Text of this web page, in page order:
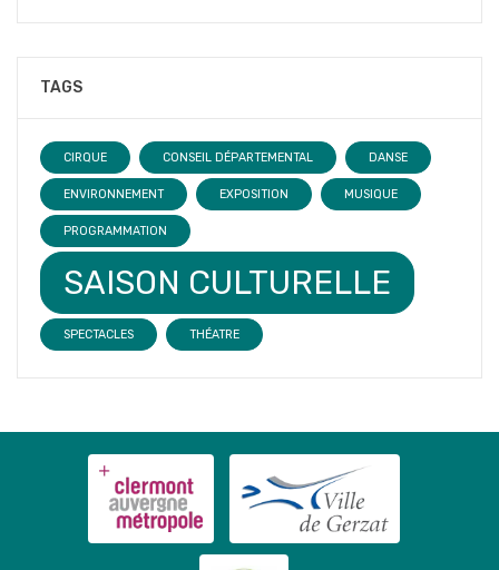
TAGS
CIRQUE CONSEIL DÉPARTEMENTAL DANSE
ENVIRONNEMENT EXPOSITION MUSIQUE
PROGRAMMATION
SAISON CULTURELLE
SPECTACLES THÉATRE